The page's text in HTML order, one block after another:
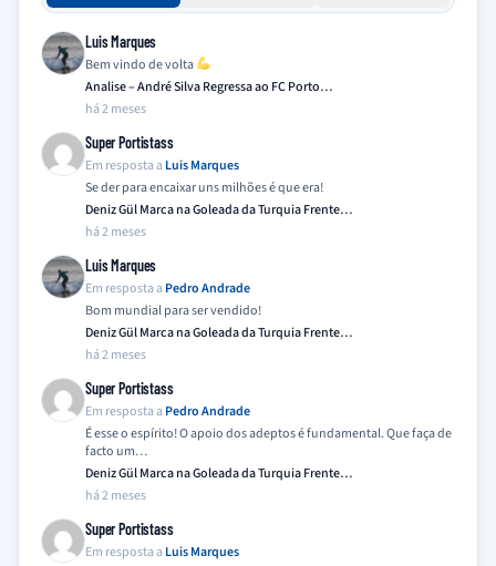
Luis Marques
Bem vindo de volta
Analise – André Silva Regressa ao FC Porto…
há 2 meses
Super Portistass
Em resposta a Luis Marques
Se der para encaixar uns milhões é que era!
Deniz Gül Marca na Goleada da Turquia Frente…
há 2 meses
Luis Marques
Em resposta a Pedro Andrade
Bom mundial para ser vendido!
Deniz Gül Marca na Goleada da Turquia Frente…
há 2 meses
Super Portistass
Em resposta a Pedro Andrade
É esse o espírito! O apoio dos adeptos é fundamental. Que faça de
facto um…
Deniz Gül Marca na Goleada da Turquia Frente…
há 2 meses
Super Portistass
Em resposta a Luis Marques